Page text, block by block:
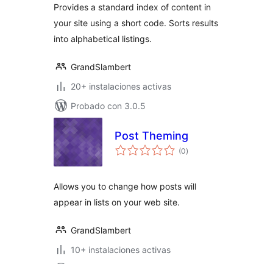
Provides a standard index of content in
your site using a short code. Sorts results
into alphabetical listings.
GrandSlambert
20+ instalaciones activas
Probado con 3.0.5
Post Theming
(0total
de
)
Allows you to change how posts will
appear in lists on your web site.
GrandSlambert
10+ instalaciones activas